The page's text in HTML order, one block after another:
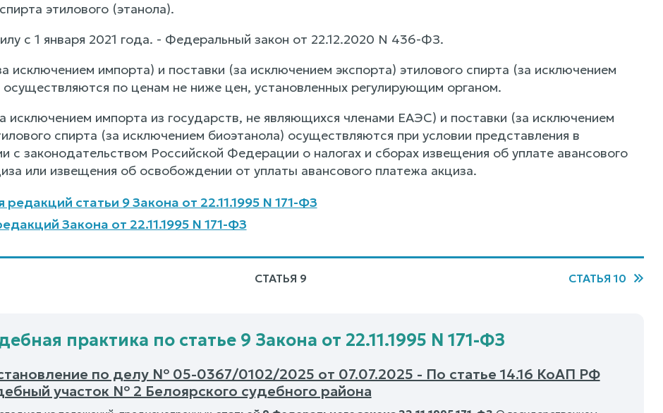
этилового (этанола).
с 1 января 2021 года. - Федеральный закон от 22.12.2020 N 436-ФЗ.
исключением импорта) и поставки (за исключением экспорта) этилового спирта (за исключением
осуществляются по ценам не ниже цен, установленных регулирующим органом.
исключением импорта из государств, не являющихся членами ЕАЭС) и поставки (за исключением
спирта (за исключением биоэтанола) осуществляются при условии представления в
с законодательством Российской Федерации о налогах и сборах извещения об уплате авансового
или извещения об освобождении от уплаты авансового платежа акциза.
редакций статьи 9 Закона от 22.11.1995 N 171-ФЗ
Закона от 22.11.1995 N 171-ФЗ
СТАТЬЯ 9 СТАТЬЯ 10
практика по статье 9 Закона от 22.11.1995 N 171-ФЗ
по делу № 05-0367/0102/2025 от 07.07.2025 - По статье 14.16 КоАП РФ
участок № 2 Белоярского судебного района